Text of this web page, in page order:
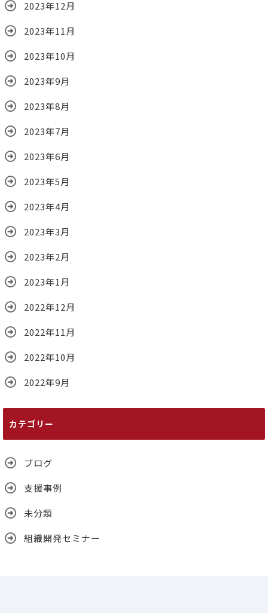
2023年12月
2023年11月
2023年10月
2023年9月
2023年8月
2023年7月
2023年6月
2023年5月
2023年4月
2023年3月
2023年2月
2023年1月
2022年12月
2022年11月
2022年10月
2022年9月
カテゴリー
ブログ
支援事例
未分類
組織開発セミナー